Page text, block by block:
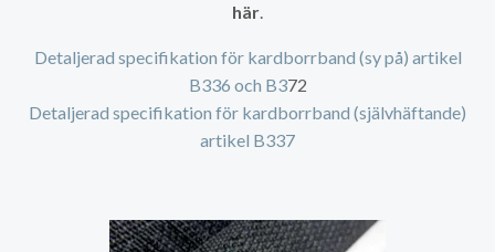
här.
Detaljerad specifikation för kardborrband (sy på) artikel
B336 och B372
Detaljerad specifikation för kardborrband (självhäftande)
artikel B337